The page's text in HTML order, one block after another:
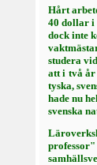
Hårt
40 dollar i
dock inte
studera
att i två år
tys­ka,
hade nu
svenska